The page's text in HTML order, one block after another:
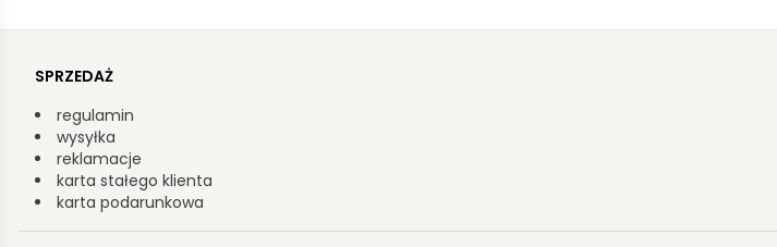
SPRZEDAŻ
regulamin
wysyłka
reklamacje
karta stałego klienta
karta podarunkowa